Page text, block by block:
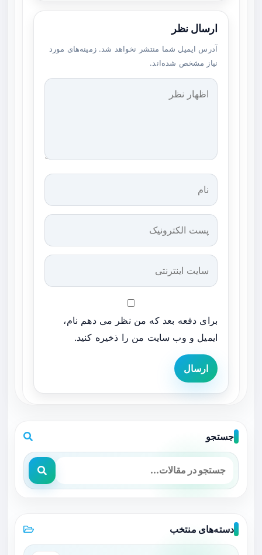
ارسال نظر
آدرس ایمیل شما منتشر نخواهد شد. زمینه‌های مورد
نیاز مشخص شده‌اند.
برای دفعه بعد که من نظر می دهم نام،
ایمیل و وب سایت من را ذخیره کنید.
ارسال
جستجو
دسته‌های منتخب